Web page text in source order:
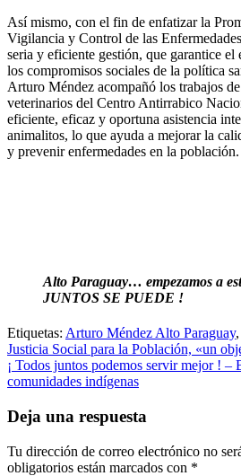
Así mismo, con el fin de enfatizar la
Vigilancia y Control de las
seria y eficiente gestión, que garantice
los compromisos sociales de la política
Arturo Méndez acompañó los trabajos
veterinarios del Centro Antirrabico
eficiente, eficaz y oportuna asistencia
animalitos, lo que ayuda a mejorar la
y prevenir enfermedades en la población.
Alto Paraguay… empezamos a
JUNTOS SE PUEDE !
Etiquetas: Arturo Méndez Alto Paraguay,
Navegación
de
Justicia Social para la Población, «un
¡ Todos juntos podemos servir mejor ! –
comunidades indígenas
Deja una respuesta
Tu dirección de correo electrónico no
obligatorios están marcados con *